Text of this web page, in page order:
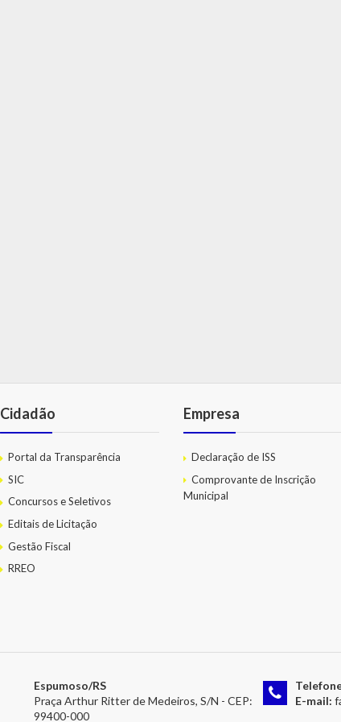
Cidadão
Portal da Transparência
SIC
Concursos e Seletivos
Editais de Licitação
Gestão Fiscal
RREO
Empresa
Declaração de ISS
Comprovante de Inscrição
Municipal
Espumoso/RS
Praça Arthur Ritter de Medeiros, S/N - CEP:
99400-000
E-mail: